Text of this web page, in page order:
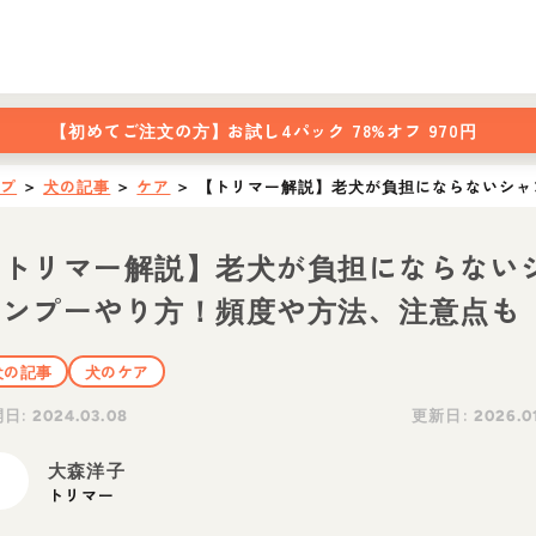
【初めてご注文の方】 お試し4パック 78%オフ 970円
＞ 犬の記事 ＞ ケア ＞ 【トリマー解説】老犬が負担にならないシ
リマー解説】老犬が負担にならない
プーやり方！頻度や方法、注意点も
の記事
犬のケア
日:2024.03.08 更新日:
大森洋子
トリマー